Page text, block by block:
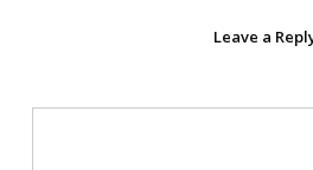
Leave a